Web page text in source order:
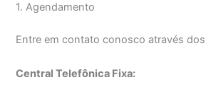
1. Agendamento
Entre em contato conosco através
Central Telefônica Fixa: